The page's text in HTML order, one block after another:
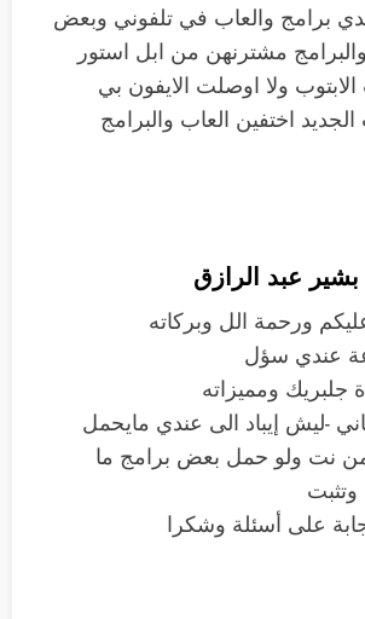
برامج والعاب في تلفوني وبعض
مشترنهن من ابل استور
ولا اوصلت الايفون بي
الجديد اختفين العاب والبرامج
عبد الرازق
ورحمة الل وبركاته
عندي سؤل
جلبريك ومميزاته
-ليش إيباد الى عندي مايحمل
نت ولو حمل بعض برامج ما
على أسئلة وشكرا